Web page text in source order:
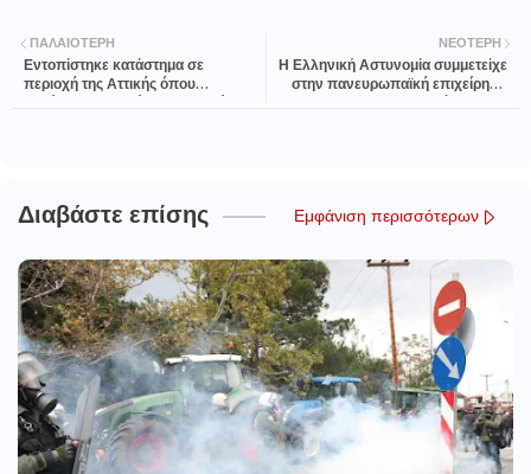
ΝΕΌΤΕΡΗ
Η Ελληνική Αστυνομία συμμετείχε
στην πανευρωπαϊκή επιχείρηση
ΠΑΛΑΙΌΤΕΡΗ
Εντοπίστηκε κατάστημα σε
περιοχή της Αττικής όπου
Διαβάστε επίσης Εμφάνιση περισσότερων